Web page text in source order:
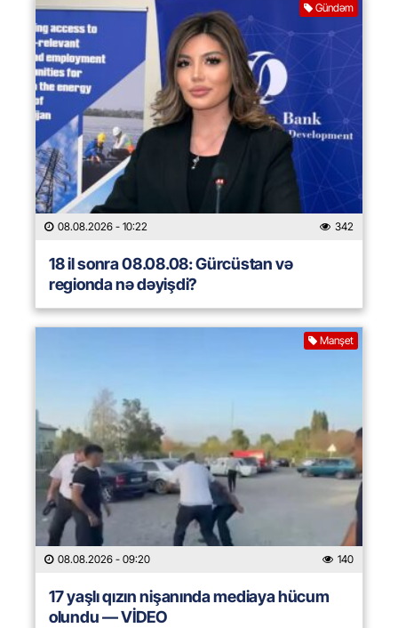
Gündəm
08.08.2026 - 10:22 342
18 il sonra 08.08.08: Gürcüstan və
regionda nə dəyişdi?
Manşet
08.08.2026 - 09:20 140
17 yaşlı qızın nişanında mediaya hücum
olundu — VİDEO